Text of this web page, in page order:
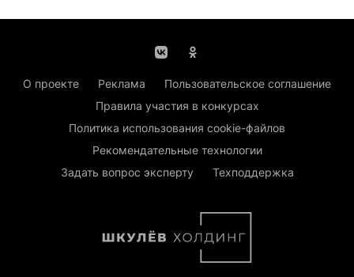
О проекте Реклама
Пользовательское соглашение
Правила участия в конкурсах
Политика использования cookie-файлов
Рекомендательные технологии
Задать вопрос эксперту
Техподдержка